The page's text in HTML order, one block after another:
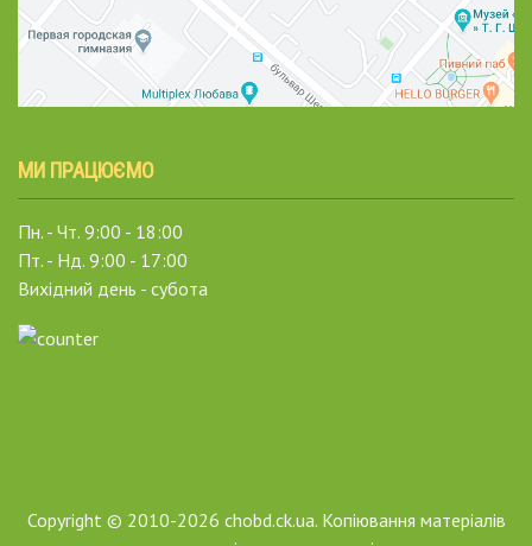
МИ ПРАЦЮЄМО
Пн. - Чт. 9:00 - 18:00
Пт. - Нд. 9:00 - 17:00
Вихідний день - субота
Copyright © 2010-2026 chobd.ck.ua. Копіювання матеріалів